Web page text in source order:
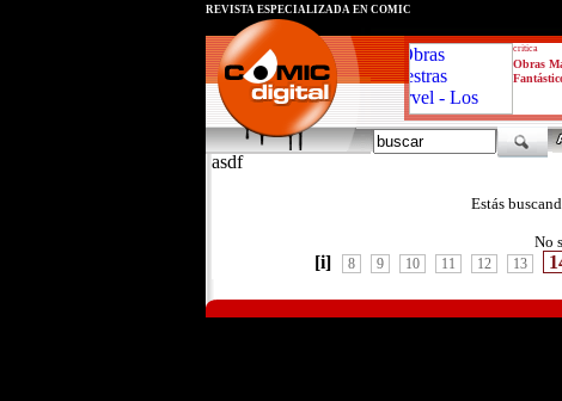
critica
Obras
REVISTA ESPECIALIZADA EN CÓMIC
asdf
Estás
No
[i] 8 9 10 11 12 13